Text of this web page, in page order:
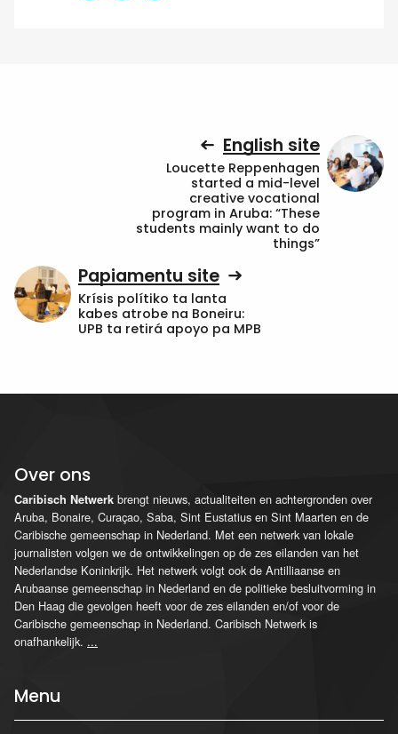
English site
Loucette Reppenhagen
started a mid-level
creative vocational
program in Aruba: “These
students mainly want to do
things”
Papiamentu site
Krísis polítiko ta lanta
kabes atrobe na Boneiru:
UPB ta retirá apoyo pa MPB
Over ons
Caribisch Netwerk brengt nieuws, actualiteiten en achtergronden over
Aruba, Bonaire, Curaçao, Saba, Sint Eustatius en Sint Maarten en de
Caribische gemeenschap in Nederland. Met een netwerk van lokale
journalisten volgen we de ontwikkelingen op de zes eilanden van het
Nederlandse Koninkrijk. Het netwerk volgt ook de Antilliaanse en
Arubaanse gemeenschap in Nederland en de politieke besluitvorming in
Den Haag die gevolgen heeft voor de zes eilanden en/of voor de
Caribische gemeenschap in Nederland. Caribisch Netwerk is
onafhankelijk. ...
Menu